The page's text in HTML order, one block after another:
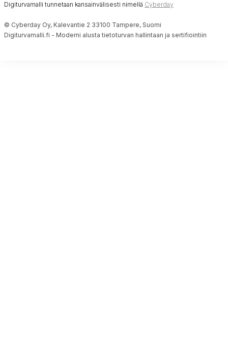
Digiturvamalli tunnetaan kansainvälisesti nimellä Cyberday
© Cyberday Oy, Kalevantie 2 33100 Tampere, Suomi
Digiturvamalli.fi - Moderni alusta tietoturvan hallintaan ja sertifiointiin